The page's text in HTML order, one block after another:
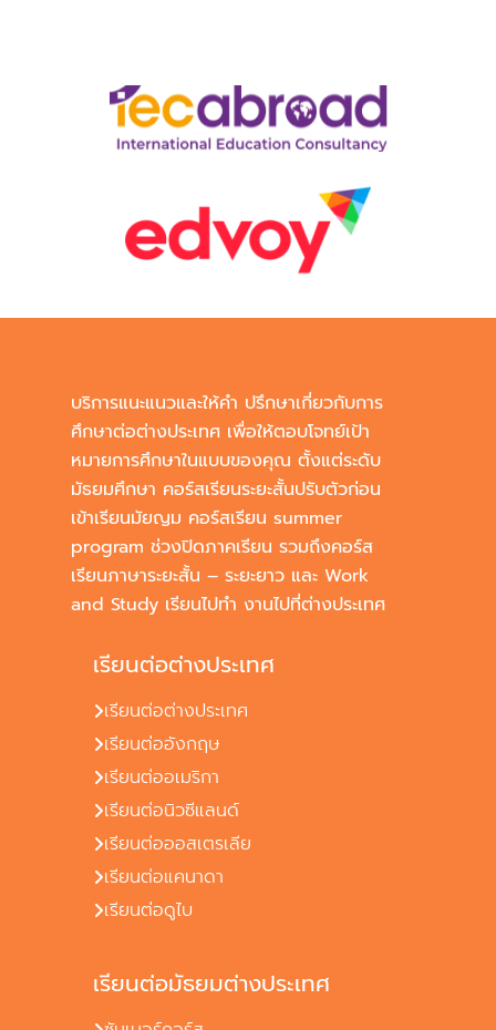
บริการแนะแนวและให้คำ ปรึกษาเกี่ยวกับการ
ศึกษาต่อต่างประเทศ เพื่อให้ตอบโจทย์เป้า
หมายการศึกษาในแบบของคุณ ตั้งแต่ระดับ
มัธยมศึกษา คอร์สเรียนระยะสั้นปรับตัวก่อน
เข้าเรียนมัยญม คอร์สเรียน summer
program ช่วงปิดภาคเรียน รวมถึงคอร์ส
เรียนภาษาระยะสั้น – ระยะยาว และ Work
and Study เรียนไปทำ งานไปที่ต่างประเทศ
เรียนต่อต่างประเทศ
เรียนต่อต่างประเทศ
เรียนต่ออังกฤษ
เรียนต่ออเมริกา
เรียนต่อนิวซีแลนด์
เรียนต่อออสเตรเลีย
เรียนต่อแคนาดา
เรียนต่อดูไบ
เรียนต่อมัธยมต่างประเทศ